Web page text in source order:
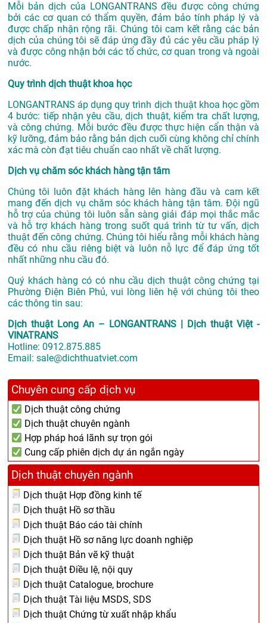
Mỗi bản dịch của LONGANTRANS đều được công chứng
bởi các cơ quan có thẩm quyền, đảm bảo tính pháp lý và
được chấp nhận rộng rãi. Chúng tôi cam kết rằng các bản
dịch của chúng tôi sẽ đáp ứng đầy đủ các yêu cầu pháp lý
và được công nhận bởi các tổ chức, cơ quan trong và ngoài
nước.
Quy trình dịch thuật khoa học
LONGANTRANS áp dụng quy trình dịch thuật khoa học gồm
4 bước: tiếp nhận yêu cầu, dịch thuật, kiểm tra chất lượng,
và công chứng. Mỗi bước đều được thực hiện cẩn thận và
kỹ lưỡng, đảm bảo rằng bản dịch cuối cùng không chỉ chính
xác mà còn đạt tiêu chuẩn cao nhất về chất lượng.
Dịch vụ chăm sóc khách hàng tận tâm
Chúng tôi luôn đặt khách hàng lên hàng đầu và cam kết
mang đến dịch vụ chăm sóc khách hàng tận tâm. Đội ngũ
hỗ trợ của chúng tôi luôn sẵn sàng giải đáp mọi thắc mắc
và hỗ trợ khách hàng trong suốt quá trình từ tư vấn, dịch
thuật đến công chứng. Chúng tôi hiểu rằng mỗi khách hàng
đều có nhu cầu riêng biệt và luôn nỗ lực để đáp ứng tốt
nhất những nhu cầu đó.
Quý khách hàng có có nhu cầu dịch thuật công chứng tại
Phường Điện Biên Phủ, vui lòng liên hệ với chúng tôi theo
các thông tin sau:
Dịch thuật Long An – LONGANTRANS | Dịch thuật Việt -
VINATRANS
Hotline: 0912.875.885
Email: sale@dichthuatviet.com
Chuyên cung cấp dịch vụ
Dịch thuật công chứng
Dịch thuật chuyên ngành
Hợp pháp hoá lãnh sự trọn gói
Cung cấp phiên dịch dự án ngắn ngày
Dịch thuật chuyên ngành
Dịch thuật Hợp đồng kinh tế
Dịch thuật Hồ sơ thầu
Dịch thuật Báo cáo tài chính
Dịch thuật Hồ sơ năng lực doanh nghiệp
Dịch thuật Bản vẽ kỹ thuật
Dịch thuật Điều lệ, nội quy
Dịch thuật Catalogue, brochure
Dịch thuật Tài liệu MSDS, SDS
Dịch thuật Chứng từ xuất nhập khẩu